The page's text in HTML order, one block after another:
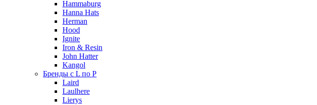
Hammaburg
Hanna Hats
Herman
Hood
Ignite
Iron & Resin
John Hatter
Kangol
Бренды с L по P
Laird
Laulhere
Lierys